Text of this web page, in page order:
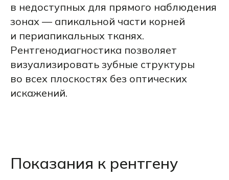
в недоступных для прямого наблюдения
зонах — апикальной части корней
и периапикальных тканях.
Рентгенодиагностика позволяет
визуализировать зубные структуры
во всех плоскостях без оптических
искажений.
Показания к рентгену